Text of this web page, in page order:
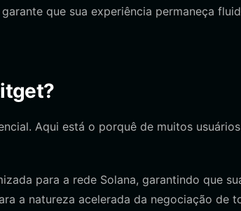
que sua experiência permaneça
Aqui está o porquê de muitos usuários
para a rede Solana, garantindo que
a natureza acelerada da negociação de